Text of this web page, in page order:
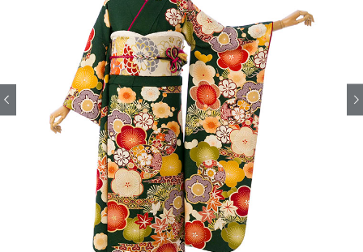
法人・グループの
お客様はこちら
着物の種類から探す
七五三レンタル
卒業式袴レンタル